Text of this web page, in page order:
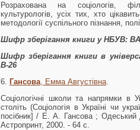
Розрахована на соціологів,
культурологів, усіх тих, хто
методології суспільного пізнання,
Шифр зберігання книги у НБУВ:
Шифр зберігання книги в
В-26
6. Гансова, Емма Августівна.
Соціологічні школи та напрямки в
століть (Соціологія в Україні чи
посібник] / Е. А. Гансова ;
Астропринт, 2000. - 64 с.